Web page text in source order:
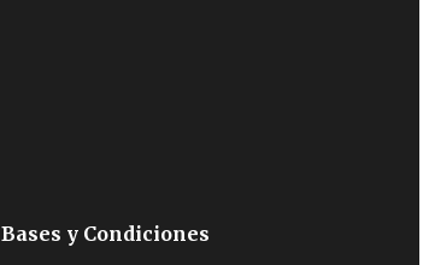
Bases y Condiciones